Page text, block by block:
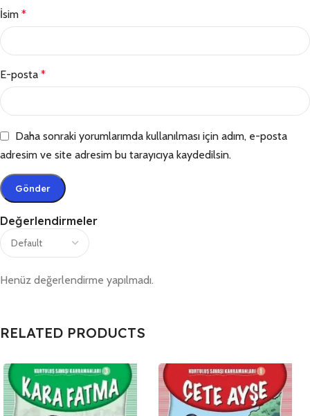
Değerlendirmeler
Henüz değerlendirme yapılmadı.
İsim *
E-posta *
Daha sonraki yorumlarımda kullanılması için adım, e-posta
adresim ve site adresim bu tarayıcıya kaydedilsin.
RELATED PRODUCTS